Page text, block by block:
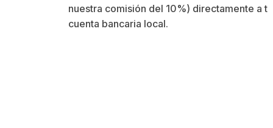
nuestra comisión del 10%) directamente a tu
cuenta bancaria local.